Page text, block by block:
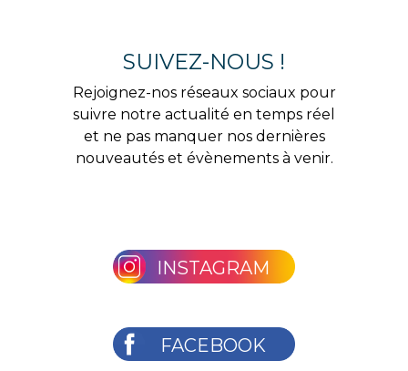
SUIVEZ-NOUS !
Rejoignez-nos réseaux sociaux pour
suivre notre actualité en temps réel
et ne pas manquer nos dernières
nouveautés et évènements à venir.
INSTAGRAM
FACEBOOK